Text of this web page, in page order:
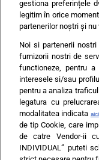
gestiona preferințele
legitim în orice
partenerilor noștri și nu
Noi si partenerii
furnizorii nostri de
functioneze, pentru
interesele si/sau
pentru a analiza
legatura cu
modalitatea indicata aici
de tip Cookie, care
de catre Vendor-ii
INDIVIDUAL” puteti